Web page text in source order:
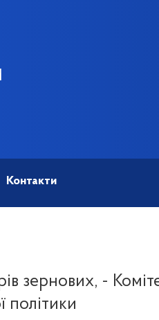
Контакти
зернових, -
політики